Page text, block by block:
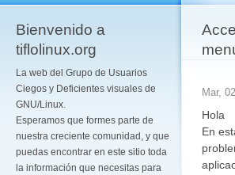
Bienvenido a
tiflolinux.org
La web del Grupo de Usuarios
Ciegos y Deficientes visuales de
GNU/Linux.
Esperamos que formes parte de
nuestra creciente comunidad, y que
puedas encontrar en este sitio toda
la información que necesitas para
Se
Mar,
Hola
En